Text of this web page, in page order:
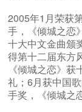
2005年1月荣获
手，《倾城之恋
十大中文金曲颁
得第十二届东方
《倾城之恋》
礼；6月获中国
手奖，《倾城之